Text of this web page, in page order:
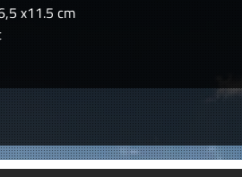
x11.5 cm